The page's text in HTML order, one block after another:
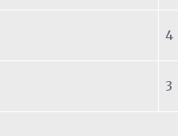
4
3